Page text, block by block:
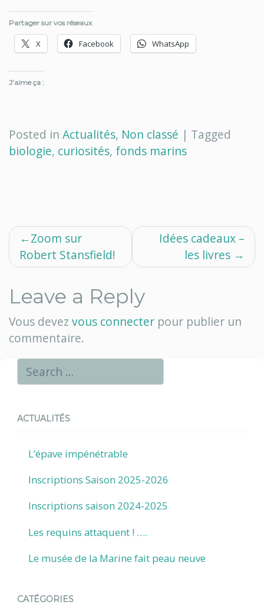
Partager sur vos réseaux
X Facebook WhatsApp
J’aime ça :
Posted in Actualités, Non classé | Tagged
biologie, curiosités, fonds marins
Navigation
de
l’article
Zoom sur
Robert Stansfield!
Idées cadeaux –
les livres
Leave a Reply
Vous devez vous connecter pour publier un
commentaire.
ACTUALITÉS
L’épave impénétrable
Inscriptions Saison 2025-2026
Inscriptions saison 2024-2025
Les requins attaquent ! ….
Le musée de la Marine fait peau neuve
CATÉGORIES